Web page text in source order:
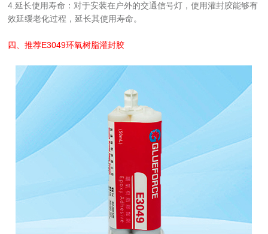
4.延长使用寿命：对于安装在户外的交通信号灯，使用灌封胶能够有
效延缓老化过程，延长其使用寿命。
四、推荐E3049环氧树脂灌封胶